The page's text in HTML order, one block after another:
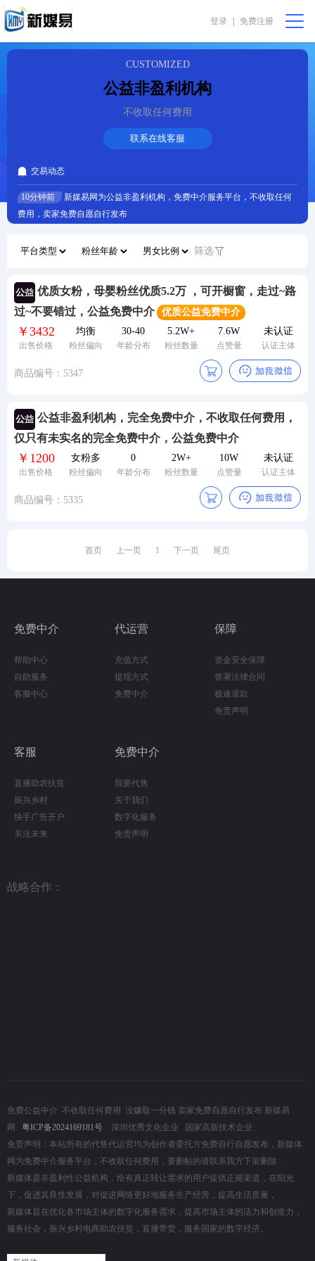
登录 免费注册
购物篮 [0] 我要代售
直播助农
振兴乡村
我要求购
24小时服务热线：
CUSTOMIZED
公益非盈利机构
不收取任何费用
联系在线客服
交易动态
10分钟前
新媒易网为公益非盈利机构，免费中介服务平台，不收取任何
费用，卖家免费自愿自行发布
筛选
优质女粉，母婴粉丝优质5.2万 ，可开橱窗，走过~路
过~不要错过，公益免费中介
优质公益免费中介
出售价格
￥3432
粉丝偏向
均衡
年龄分布
30-40
粉丝数量
5.2W+
点赞量
7.6W
认证主体
未认证
商品编号：5347
公益非盈利机构，完全免费中介，不收取任何费用，
仅只有未实名的完全免费中介，公益免费中介
出售价格
￥1200
粉丝偏向
女粉多
年龄分布
0
粉丝数量
2W+
点赞量
10W
认证主体
未认证
商品编号：5335
首页 上一页 1 下一页 尾页
免费中介
帮助中心
自助服务
客服中心
代运营
充值方式
提现方式
免费中介
保障
资金安全保障
签署法律合同
极速退款
免责声明
客服
直播助农扶贫
振兴乡村
快手广告开户
关注未来
免费中介
我要代售
关于我们
数字化服务
免责声明
战略合作：
免费公益中介 不收取任何费用 没赚取一分钱 卖家免费自愿自行发布 新媒易
网 粤ICP备2024169181号
深圳优秀文化企业 国家高新技术企业
免责声明：本站所有的代售代运营均为创作者委托方免费自行自愿发布，新媒体
网为免费中介服务平台，不收取任何费用，要删帖的请联系我方下架删除
新媒体是非盈利性公益机构，给有真正转让需求的用户提供正规渠道，在阳光
下，促进其良性发展，对促进网络更好地服务生产经营，提高生活质量，
新媒体旨在优化各市场主体的数字化服务需求，提高市场主体的活力和创造力，
服务社会，振兴乡村电商助农扶贫，直播带货，服务国家的数字经济。